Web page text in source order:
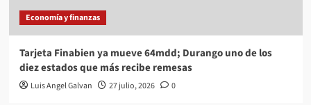
Economía y finanzas
Tarjeta Finabien ya mueve 64mdd; Durango uno de los
diez estados que más recibe remesas
Luis Angel Galvan 27 julio, 2026 0